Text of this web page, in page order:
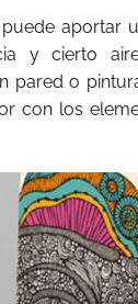
aportar
y cierto
pared o
con los